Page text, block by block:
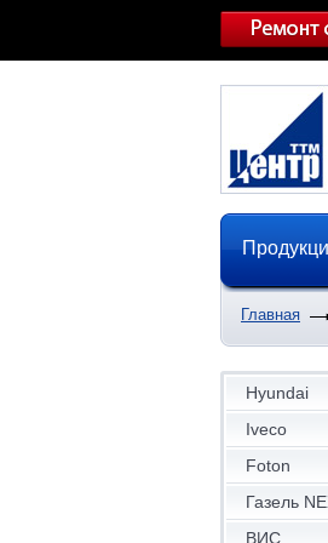
Главная
Hyundai
Iveco
Foton
Газель
ВИС